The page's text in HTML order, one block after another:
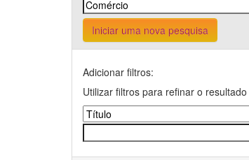
Iniciar uma nova pesquisa
Adicionar filtros:
Utilizar filtros para refinar o